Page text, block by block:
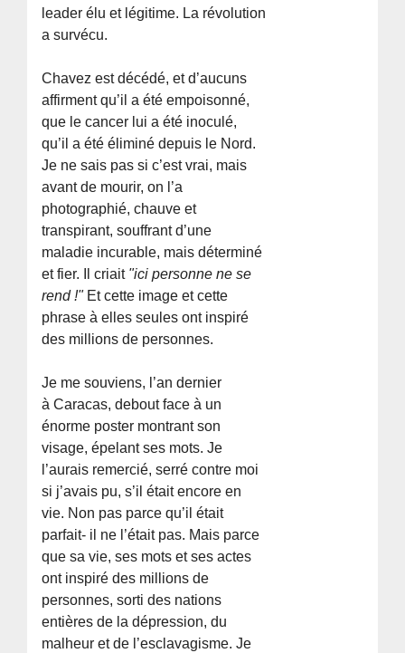
leader élu et légitime. La révolution
a survécu.
Chavez est décédé, et d’aucuns
affirment qu’il a été empoisonné,
que le cancer lui a été inoculé,
qu’il a été éliminé depuis le Nord.
Je ne sais pas si c’est vrai, mais
avant de mourir, on l’a
photographié, chauve et
transpirant, souffrant d’une
maladie incurable, mais déterminé
et fier. Il criait "ici personne ne se
rend !"Et cette image et cette
phrase à elles seules ont inspiré
des millions de personnes.
Je me souviens, l’an dernier
à Caracas, debout face à un
énorme poster montrant son
visage, épelant ses mots. Je
l’aurais remercié, serré contre moi
si j’avais pu, s’il était encore en
vie. Non pas parce qu’il était
parfait- il ne l’était pas. Mais parce
que sa vie, ses mots et ses actes
ont inspiré des millions de
personnes, sorti des nations
entières de la dépression, du
malheur et de l’esclavagisme. Je